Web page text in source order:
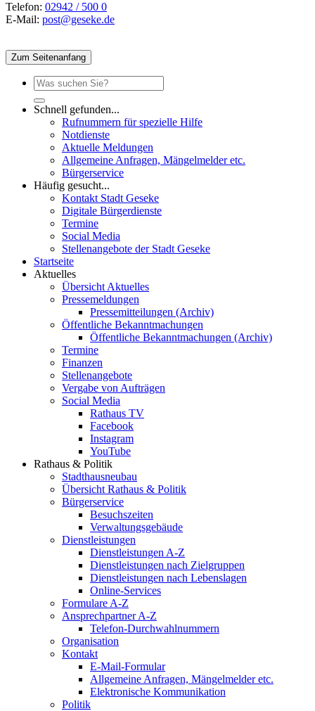
Telefon: 02942 / 500 0
E-Mail: post@geseke.de
Zum Seitenanfang
Schnell gefunden...
Rufnummern für spezielle Hilfe
Notdienste
Aktuelle Meldungen
Allgemeine Anfragen, Mängelmelder etc.
Bürgerservice
Häufig gesucht...
Kontakt Stadt Geseke
Digitale Bürgerdienste
Termine
Social Media
Stellenangebote der Stadt Geseke
Startseite
Aktuelles
Übersicht Aktuelles
Pressemeldungen
Pressemitteilungen (Archiv)
Öffentliche Bekanntmachungen
Öffentliche Bekanntmachungen (Archiv)
Termine
Finanzen
Stellenangebote
Vergabe von Aufträgen
Social Media
Rathaus TV
Facebook
Instagram
YouTube
Rathaus & Politik
Stadthausneubau
Übersicht Rathaus & Politik
Bürgerservice
Besuchszeiten
Verwaltungsgebäude
Dienstleistungen
Dienstleistungen A-Z
Dienstleistungen nach Zielgruppen
Dienstleistungen nach Lebenslagen
Online-Services
Formulare A-Z
Ansprechpartner A-Z
Telefon-Durchwahlnummern
Organisation
Kontakt
E-Mail-Formular
Allgemeine Anfragen, Mängelmelder etc.
Elektronische Kommunikation
Politik